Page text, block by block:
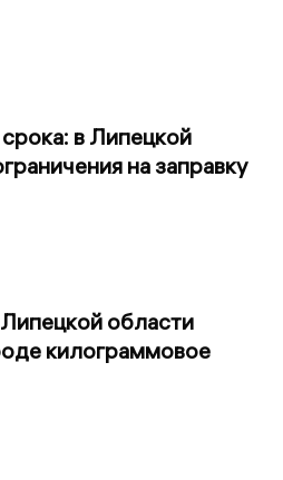
в Липецкой
на заправку
области
килограммовое